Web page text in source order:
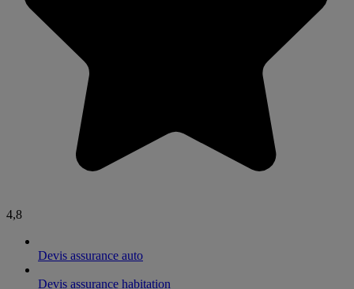
4,8
Devis assurance auto
Devis assurance habitation